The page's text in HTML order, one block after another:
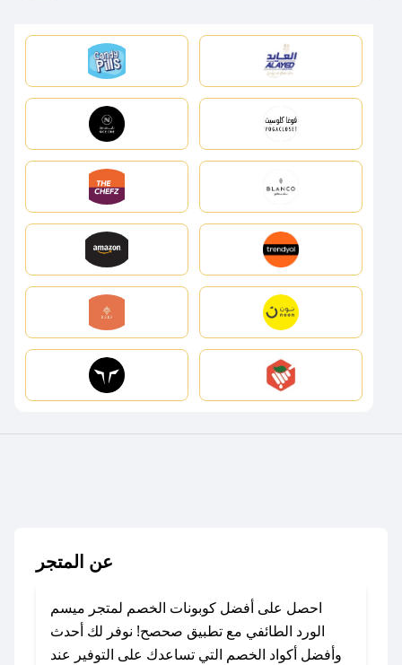
عن المتجر
احصل على أفضل كوبونات الخصم لمتجر ميسم
الورد الطائفي مع تطبيق صحصح! نوفر لك أحدث
وأفضل أكواد الخصم التي تساعدك على التوفير عند